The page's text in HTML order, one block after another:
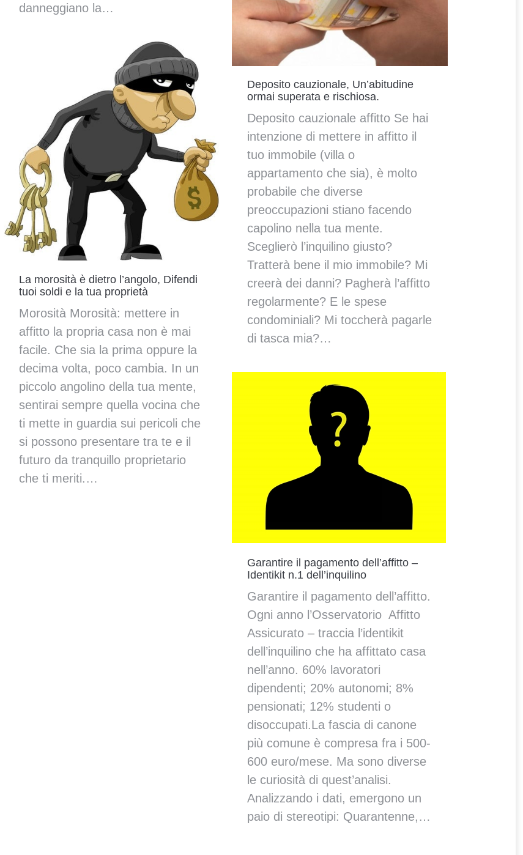
danneggiano la…
Deposito cauzionale, Un’abitudine
ormai superata e rischiosa.
Deposito cauzionale affitto Se hai
intenzione di mettere in affitto il
tuo immobile (villa o
appartamento che sia), è molto
probabile che diverse
preoccupazioni stiano facendo
capolino nella tua mente.
Sceglierò l’inquilino giusto?
Tratterà bene il mio immobile? Mi
creerà dei danni? Pagherà l’affitto
regolarmente? E le spese
condominiali? Mi toccherà pagarle
di tasca mia?…
La morosità è dietro l’angolo, Difendi
tuoi soldi e la tua proprietà
Morosità Morosità: mettere in
affitto la propria casa non è mai
facile. Che sia la prima oppure la
decima volta, poco cambia. In un
piccolo angolino della tua mente,
sentirai sempre quella vocina che
ti mette in guardia sui pericoli che
si possono presentare tra te e il
futuro da tranquillo proprietario
che ti meriti.…
Garantire il pagamento dell’affitto –
Identikit n.1 dell’inquilino
Garantire il pagamento dell’affitto.
Ogni anno l’Osservatorio Affitto
Assicurato – traccia l’identikit
dell’inquilino che ha affittato casa
nell’anno. 60% lavoratori
dipendenti; 20% autonomi; 8%
pensionati; 12% studenti o
disoccupati.La fascia di canone
più comune è compresa fra i 500-
600 euro/mese. Ma sono diverse
le curiosità di quest’analisi.
Analizzando i dati, emergono un
paio di stereotipi: Quarantenne,…